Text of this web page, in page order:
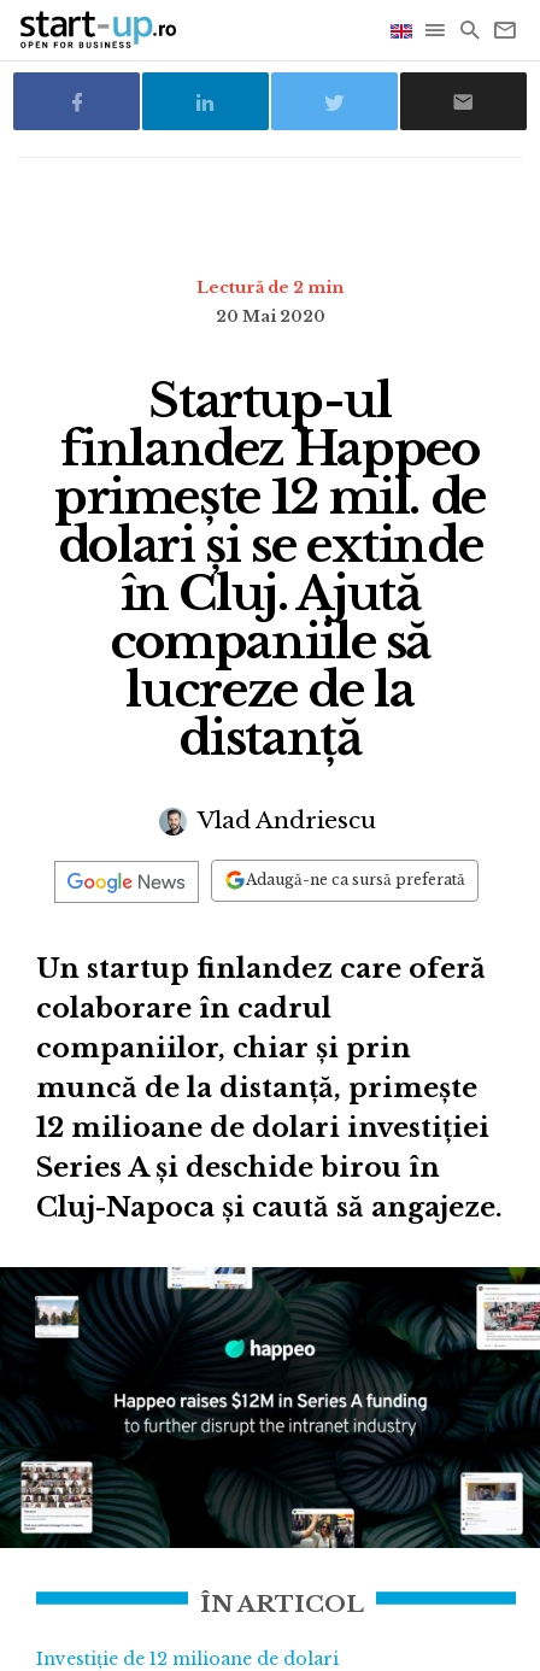
Lectură de 2 min
20 Mai 2020
Startup-ul
finlandez Happeo
primește 12 mil. de
dolari și se extinde
în Cluj. Ajută
companiile să
lucreze de la
distanță
Vlad Andriescu
Adaugă-ne ca sursă preferată
Un startup finlandez care oferă
colaborare în cadrul
companiilor, chiar și prin
muncă de la distanță, primește
12 milioane de dolari investiției
Series A și deschide birou în
Cluj-Napoca și caută să angajeze.
ÎN ARTICOL
Investiție de 12 milioane de dolari